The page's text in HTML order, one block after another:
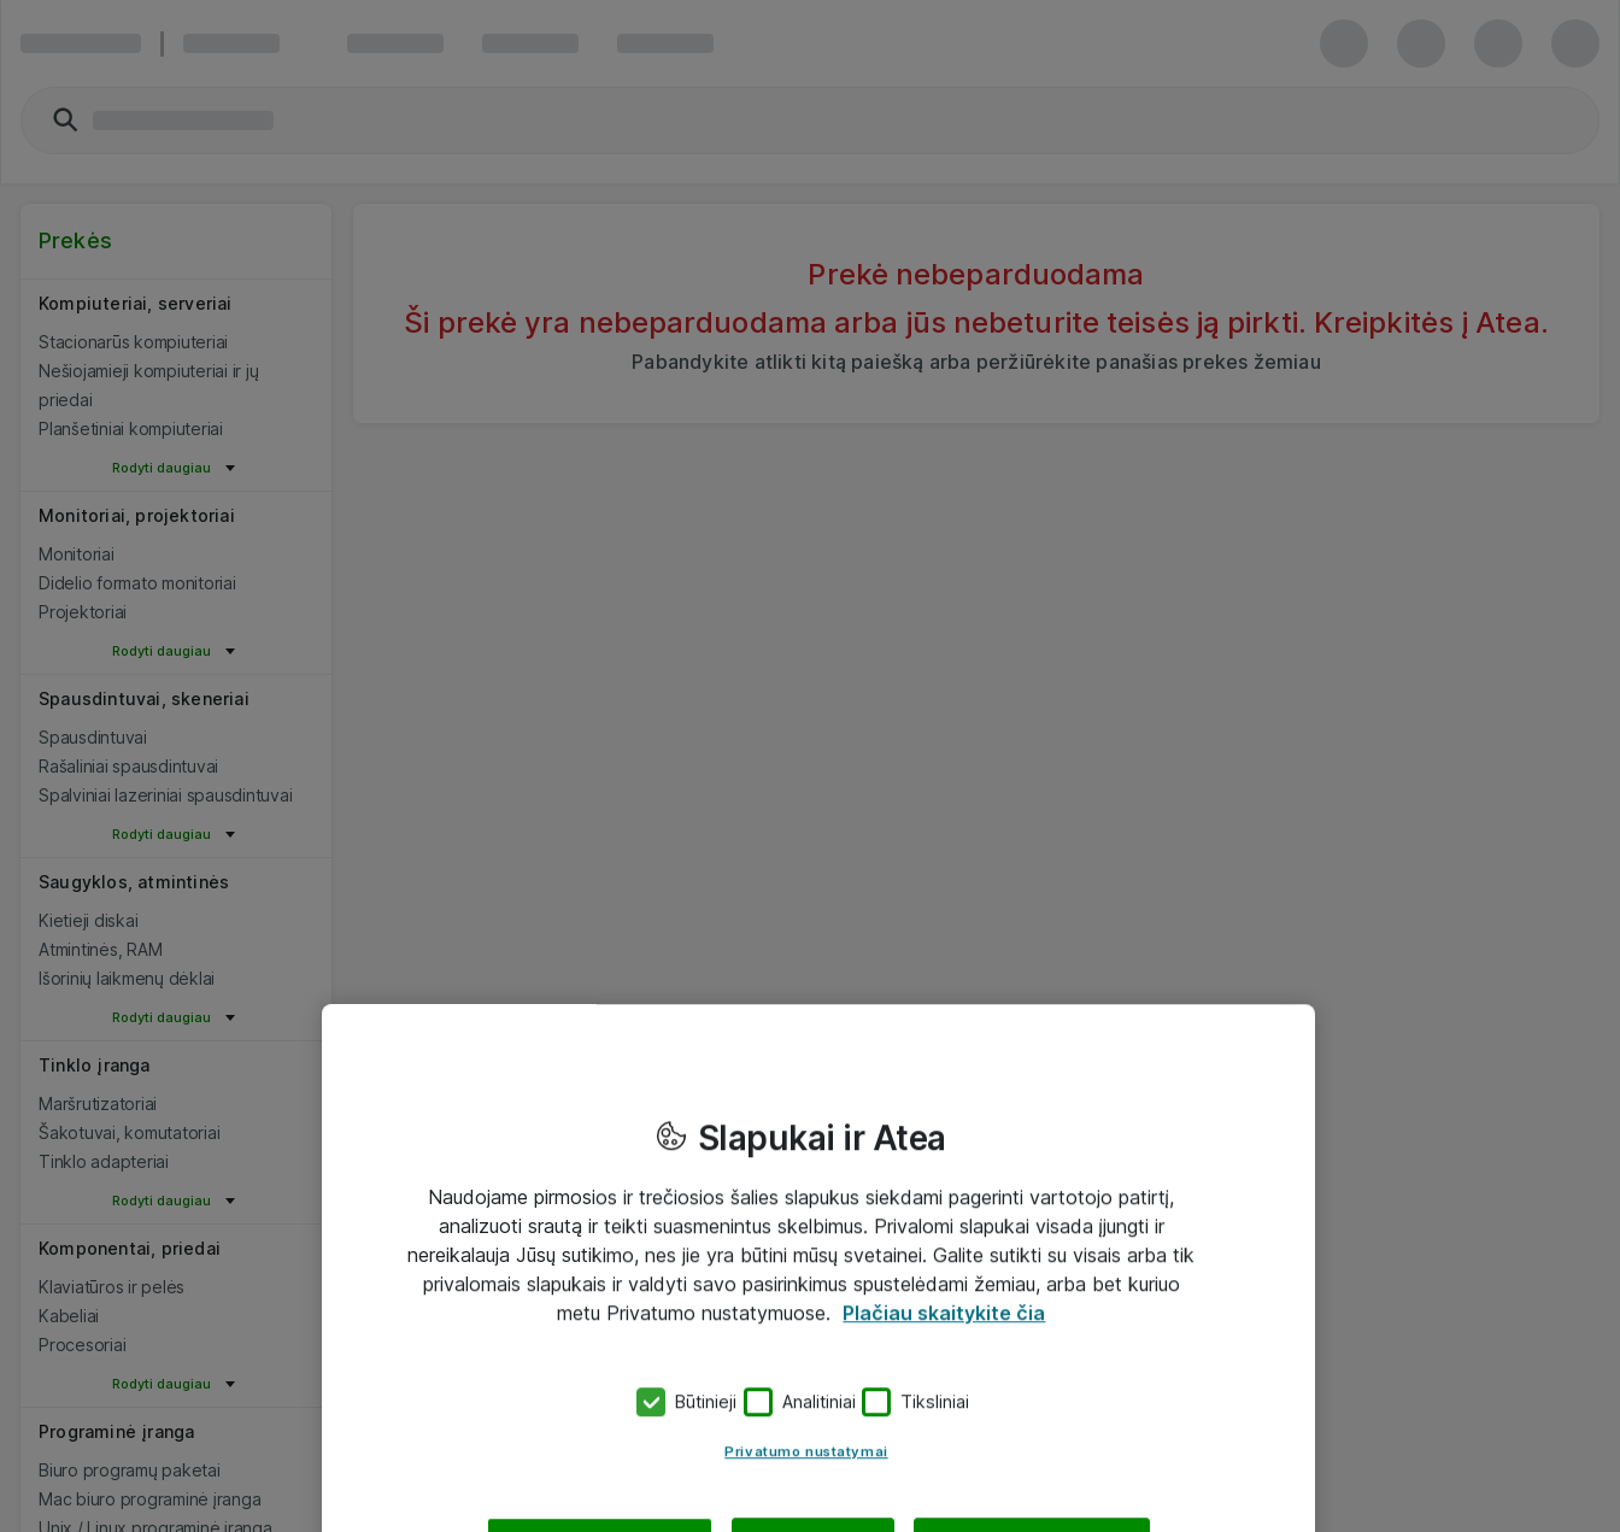
Prekės
Kompiuteriai, serveriai
Stacionarūs kompiuteriai
Nešiojamieji kompiuteriai ir jų
priedai
Planšetiniai kompiuteriai
Rodyti daugiau
Monitoriai, projektoriai
Monitoriai
Didelio formato monitoriai
Projektoriai
Rodyti daugiau
Spausdintuvai, skeneriai
Spausdintuvai
Rašaliniai spausdintuvai
Spalviniai lazeriniai spausdintuvai
Rodyti daugiau
Saugyklos, atmintinės
Kietieji diskai
Atmintinės, RAM
Išorinių laikmenų dėklai
Rodyti daugiau
Tinklo įranga
Maršrutizatoriai
Šakotuvai, komutatoriai
Tinklo adapteriai
Rodyti daugiau
Komponentai, priedai
Klaviatūros ir pelės
Kabeliai
Procesoriai
Rodyti daugiau
Programinė įranga
Biuro programų paketai
Mac biuro programinė įranga
Unix / Linux programinė įranga
Prekė nebeparduodama
Ši prekė yra nebeparduodama arba jūs nebeturite teisės ją pirkti. Kreipkitės į Atea.
Pabandykite atlikti kitą paiešką arba peržiūrėkite panašias prekes žemiau
Slapukai ir Atea
Naudojame pirmosios ir trečiosios šalies slapukus siekdami pagerinti vartotojo patirtį,
analizuoti srautą ir teikti suasmenintus skelbimus. Privalomi slapukai visada įjungti ir
nereikalauja Jūsų sutikimo, nes jie yra būtini mūsų svetainei. Galite sutikti su visais arba tik
privalomais slapukais ir valdyti savo pasirinkimus spustelėdami žemiau, arba bet kuriuo
metu Privatumo nustatymuose. Plačiau skaitykite čia
Būtinieji Analitiniai Tiksliniai
Privatumo nustatymai